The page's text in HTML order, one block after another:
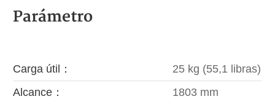
Parámetro
Carga útil：
25 kg (55,1 libras)
Alcance：
1803 mm